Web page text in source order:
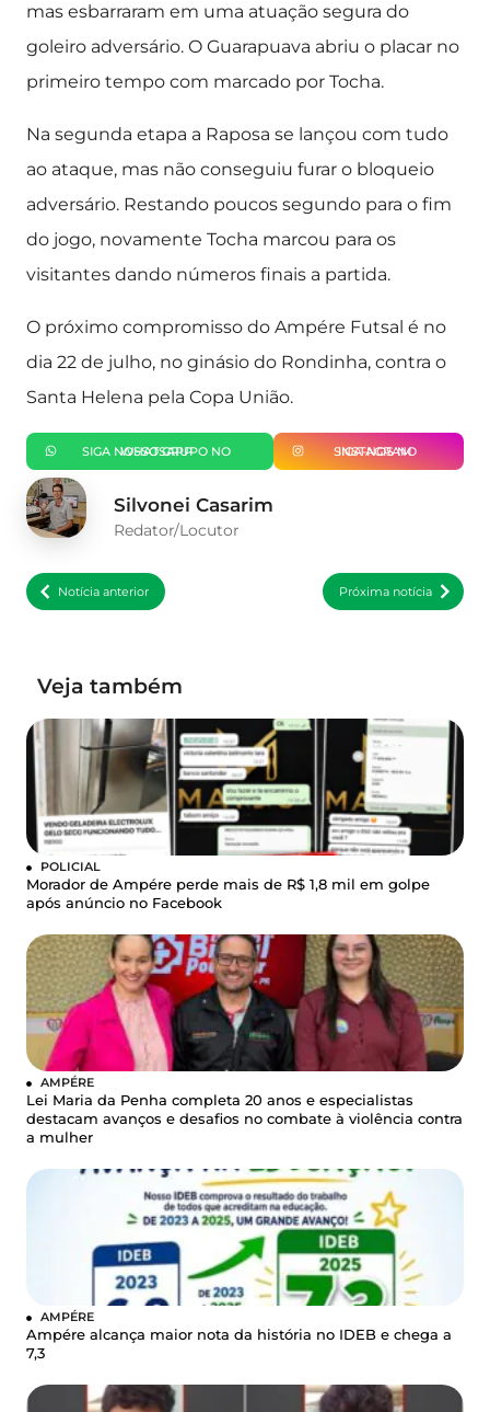
mas esbarraram em uma atuação segura do
goleiro adversário. O Guarapuava abriu o placar no
primeiro tempo com marcado por Tocha.
Na segunda etapa a Raposa se lançou com tudo
ao ataque, mas não conseguiu furar o bloqueio
adversário. Restando poucos segundo para o fim
do jogo, novamente Tocha marcou para os
visitantes dando números finais a partida.
O próximo compromisso do Ampére Futsal é no
dia 22 de julho, no ginásio do Rondinha, contra o
Santa Helena pela Copa União.
SIGA NOSSO GRUPO NO WHATSAPP SIGA-NOS NO INSTAGRAM
Silvonei Casarim
Redator/Locutor
Notícia anterior Próxima notícia
Veja também
POLICIAL
Morador de Ampére perde mais de R$ 1,8 mil em golpe
após anúncio no Facebook
AMPÉRE
Lei Maria da Penha completa 20 anos e especialistas
destacam avanços e desafios no combate à violência contra
a mulher
AMPÉRE
Ampére alcança maior nota da história no IDEB e chega a
7,3